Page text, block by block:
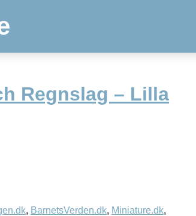
Regnslag – Lilla
, BarnetsVerden.dk, Miniature.dk,